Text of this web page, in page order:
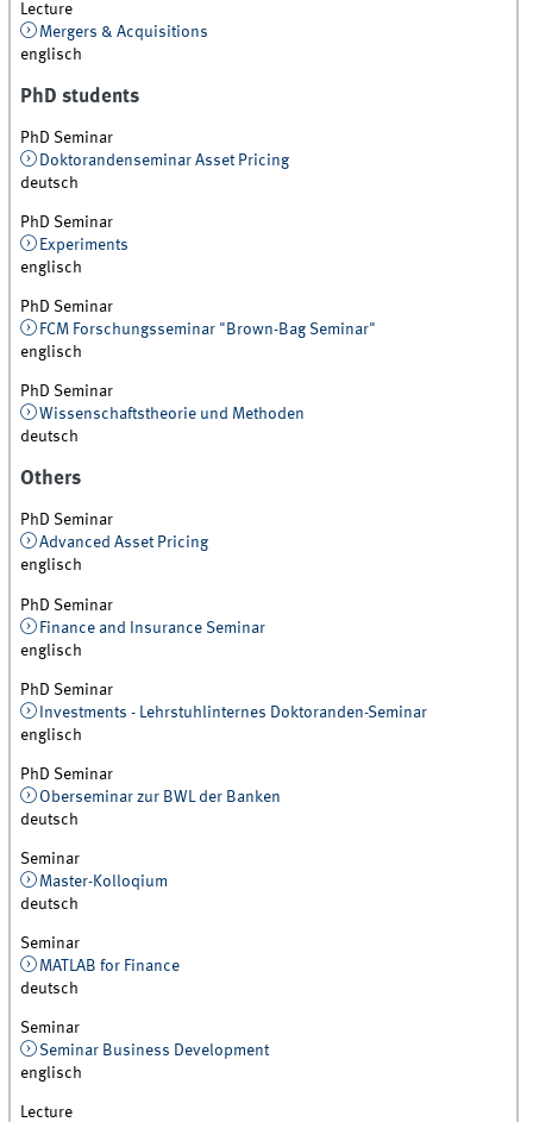
Lecture
Mergers & Acquisitions
englisch
PhD students
PhD Seminar
Doktorandenseminar Asset Pricing
deutsch
PhD Seminar
Experiments
englisch
PhD Seminar
FCM Forschungsseminar "Brown-Bag Seminar"
englisch
PhD Seminar
Wissenschaftstheorie und Methoden
deutsch
Others
PhD Seminar
Advanced Asset Pricing
englisch
PhD Seminar
Finance and Insurance Seminar
englisch
PhD Seminar
Investments - Lehrstuhlinternes Doktoranden-Seminar
englisch
PhD Seminar
Oberseminar zur BWL der Banken
deutsch
Seminar
Master-Kolloqium
deutsch
Seminar
MATLAB for Finance
deutsch
Seminar
Seminar Business Development
englisch
Lecture